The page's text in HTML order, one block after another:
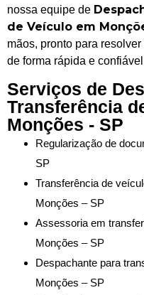
nossa equipe de
de Veículo em
mãos, pronto para
de forma rápida e
Serviços de
Transferência
Monções - SP
Regularização de
SP
Transferência de
Monções – SP
Assessoria em
Monções – SP
Despachante para
Monções – SP